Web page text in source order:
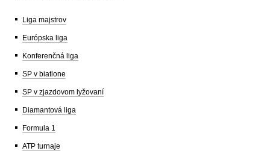
Liga majstrov
Európska liga
Konferenčná liga
SP v biatlone
SP v zjazdovom lyžovaní
Diamantová liga
Formula 1
ATP turnaje